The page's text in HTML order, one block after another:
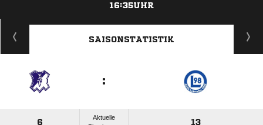
16:35UHR
ANZEIGE
SAISONSTATISTIK
:
6
Aktuelle
13